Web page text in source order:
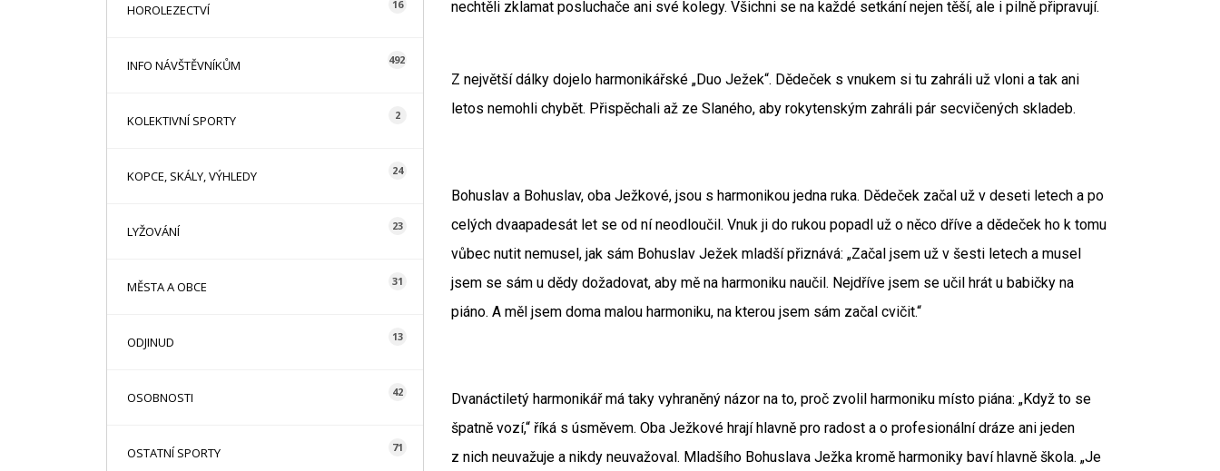
HOROLEZECTVÍ 16
INFO NÁVŠTĚVNÍKŮM 492
KOLEKTIVNÍ SPORTY 2
KOPCE, SKÁLY, VÝHLEDY 24
LYŽOVÁNÍ 23
MĚSTA A OBCE 31
ODJINUD 13
OSOBNOSTI 42
OSTATNÍ SPORTY 71
nechtěli zklamat posluchače ani své kolegy. Všichni se na každé setkání nejen těší, ale i pilně připravují.
Z největší dálky dojelo harmonikářské „Duo Ježek“. Dědeček s vnukem si tu zahráli už vloni a tak ani
letos nemohli chybět. Přispěchali až ze Slaného, aby rokytenským zahráli pár secvičených skladeb.
Bohuslav a Bohuslav, oba Ježkové, jsou s harmonikou jedna ruka. Dědeček začal už v deseti letech a po
celých dvaapadesát let se od ní neodloučil. Vnuk ji do rukou popadl už o něco dříve a dědeček ho k tomu
vůbec nutit nemusel, jak sám Bohuslav Ježek mladší přiznává: „Začal jsem už v šesti letech a musel
jsem se sám u dědy dožadovat, aby mě na harmoniku naučil. Nejdříve jsem se učil hrát u babičky na
piáno. A měl jsem doma malou harmoniku, na kterou jsem sám začal cvičit.“
Dvanáctiletý harmonikář má taky vyhraněný názor na to, proč zvolil harmoniku místo piána: „Když to se
špatně vozí,“ říká s úsměvem. Oba Ježkové hrají hlavně pro radost a o profesionální dráze ani jeden
z nich neuvažuje a nikdy neuvažoval. Mladšího Bohuslava Ježka kromě harmoniky baví hlavně škola. „Je